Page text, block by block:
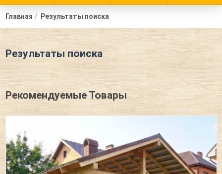
Главная Результаты поиска
Результаты поиска
Рекомендуемые Товары